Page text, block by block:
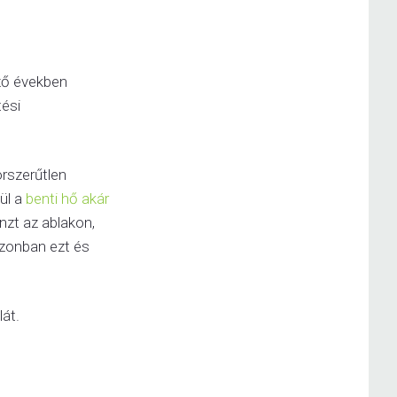
években
a benti hő akár
az ablakon,
ezt és